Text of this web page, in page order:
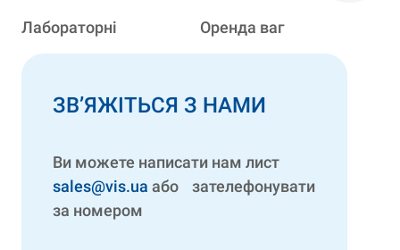
Лабораторні Оренда ваг
ЗВ’ЯЖІТЬСЯ З НАМИ
Ви можете написати нам лист
sales@vis.ua або зателефонувати
за номером